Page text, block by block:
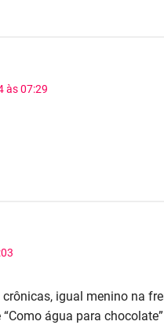
às 07:29
igual menino na
água para